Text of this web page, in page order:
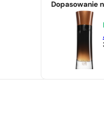
Dopasowanie